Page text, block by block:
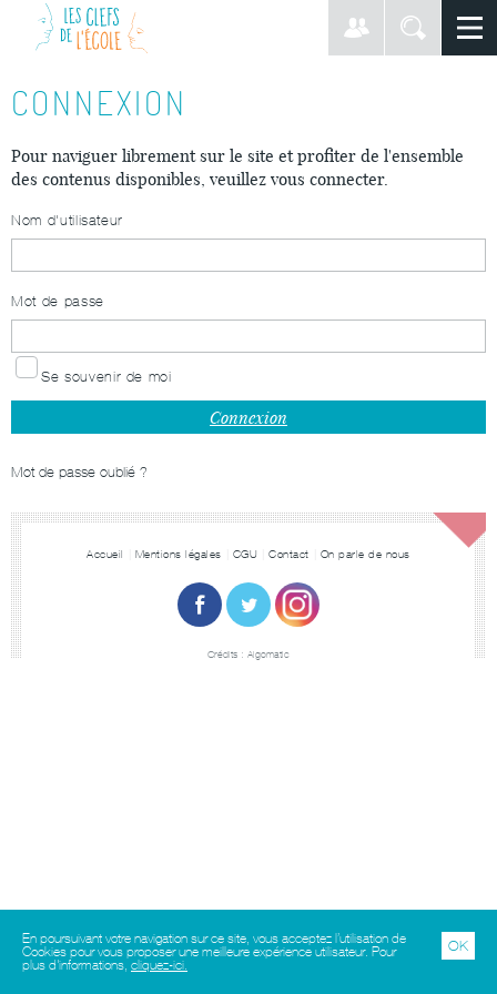
CONNEXION
Pour naviguer librement sur le site et profiter de l'ensemble
des contenus disponibles, veuillez vous connecter.
Nom d'utilisateur
Mot de passe
Se souvenir de moi
Mot de passe oublié ?
Accueil Mentions légales CGU Contact On parle de nous
Crédits : Algomatic
En poursuivant votre navigation sur ce site, vous acceptez l’utilisation de
Cookies pour vous proposer une meilleure expérience utilisateur. Pour
plus d'informations, cliquez-ici.
OK